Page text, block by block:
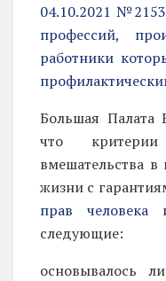
04.10.2021
профессий,
работники
Большая Палата
что
вмешательства
жизни с
прав человека
следующие:
основывалось